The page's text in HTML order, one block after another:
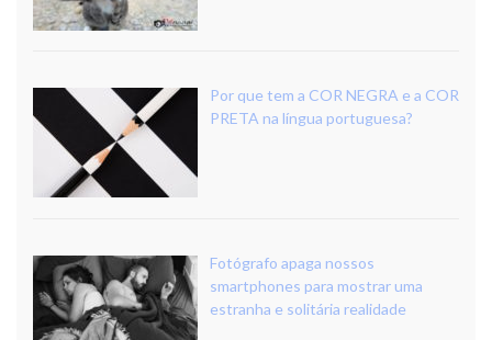
Por que tem a COR NEGRA e a COR
PRETA na língua portuguesa?
Fotógrafo apaga nossos
smartphones para mostrar uma
estranha e solitária realidade